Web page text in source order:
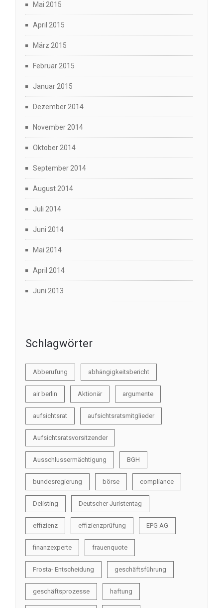
Mai 2015
April 2015
März 2015
Februar 2015
Januar 2015
Dezember 2014
November 2014
Oktober 2014
September 2014
August 2014
Juli 2014
Juni 2014
Mai 2014
April 2014
Juni 2013
Schlagwörter
Abberufung abhängigkeitsbericht
air berlin Aktionär argumente
aufsichtsrat aufsichtsratsmitglieder
Aufsichtsratsvorsitzender
Ausschlussermächtigung BGH
bundesregierung börse compliance
Delisting Deutscher Juristentag
effizienz effizienzprüfung EPG AG
finanzexperte frauenquote
Frosta- Entscheidung geschäftsführung
geschäftsprozesse haftung